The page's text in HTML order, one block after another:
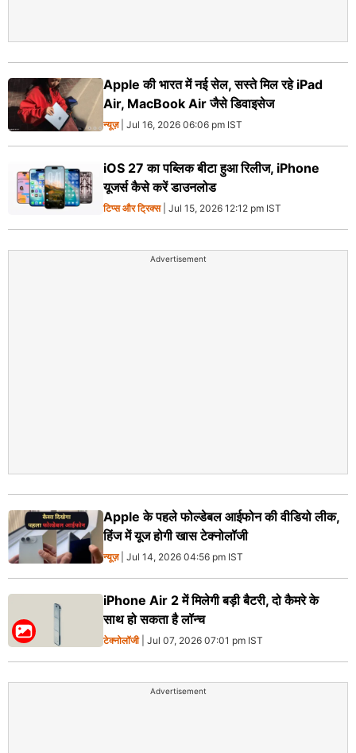
Apple की भारत में नई सेल, सस्ते मिल रहे iPad
Air, MacBook Air जैसे डिवाइसेज
न्यूज़| Jul 16, 2026 06:06 pm IST
iOS 27 का पब्लिक बीटा हुआ रिलीज, iPhone
यूजर्स कैसे करें डाउनलोड
टिप्स और ट्रिक्स| Jul 15, 2026 12:12 pm IST
Advertisement
Apple के पहले फोल्डेबल आईफोन की वीडियो लीक,
हिंज में यूज होगी खास टेक्नोलॉजी
न्यूज़| Jul 14, 2026 04:56 pm IST
iPhone Air 2 में मिलेगी बड़ी बैटरी, दो कैमरे के
साथ हो सकता है लॉन्च
टेक्नोलॉजी| Jul 07, 2026 07:01 pm IST
Advertisement